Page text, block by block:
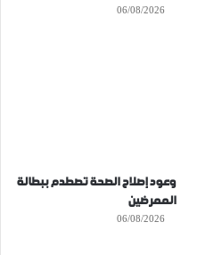
06/08/2026
وعود إصلاح الصحة تصطدم ببطالة
الممرضين
06/08/2026